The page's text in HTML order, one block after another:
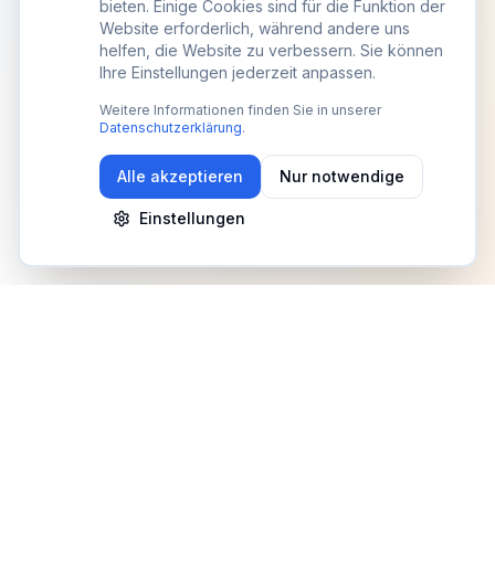
bieten. Einige Cookies sind für die Funktion der
Website erforderlich, während andere uns
helfen, die Website zu verbessern. Sie können
Ihre Einstellungen jederzeit anpassen.
Weitere Informationen finden Sie in unserer
Datenschutzerklärung.
Alle akzeptieren Nur notwendige
Einstellungen